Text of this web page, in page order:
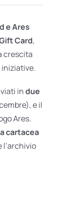
e Ares
Card,
crescita
iniziative.
indue
e il
Ares.
cartacea
l’archivio